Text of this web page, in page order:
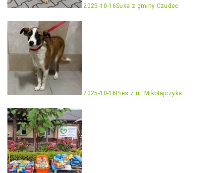
2025-10-16Suka z gminy Czudec
2025-10-16 Pies z ul. Mikołajczyka